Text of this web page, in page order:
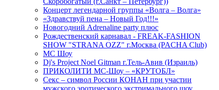
Концерт легендарной группы «Волга – Волга»
«Здравствуй пена – Новый Год!!!»
Новогодний Adrenaline party плюс
Рождественский карнавал - FREAK-FASHION
SHOW "STRANA OZZ" г.Москва (PACHA Club)
MC Шоу
Dj's Project Noel Gitman г.Тель-Авив (Израиль)
ПРИКОЛИТИ МС-Шоу – «КРУТОБЛ»
Секс – символ России КОНАН при участии
мужского эротического экстримального шоу